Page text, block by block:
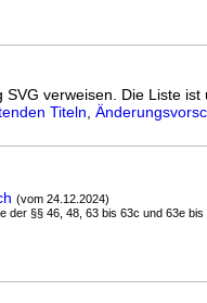
verweisen. Die Liste
Titeln
(vom 24.12.2024)
der §§ 46, 48, 63 bis 63c und 63e bis